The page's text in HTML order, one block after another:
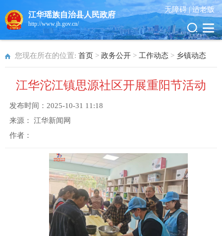
江华瑶族自治县人民政府
http://www.jh.gov.cn/
无障碍 |适老版
您现在所在的位置: 首页 > 政务公开 > 工作动态 > 乡镇动态
江华沱江镇思源社区开展重阳节活动
发布时间： 2025-10-31 11:18
来源： 江华新闻网
作者：